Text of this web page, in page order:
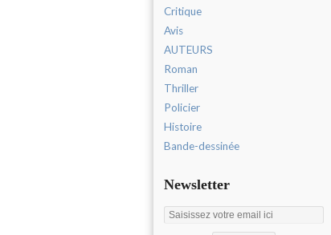
Critique
Avis
AUTEURS
Roman
Thriller
Policier
Histoire
Bande-dessinée
Newsletter